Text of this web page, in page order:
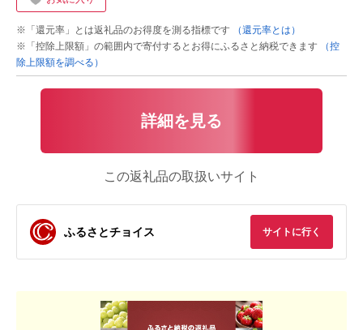
※「還元率」とは返礼品のお得度を測る指標です
（還元率とは）
※「控除上限額」の範囲内で寄付するとお得にふるさと納税できます
（控
除上限額を調べる）
詳細を見る
この返礼品の取扱いサイト
ふるさとチョイス サイトに行く